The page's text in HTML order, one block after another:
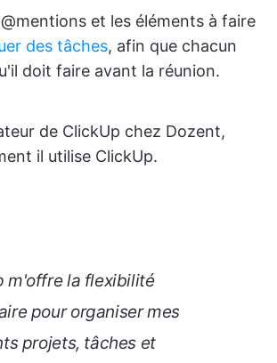
et les éléments à faire
des tâches, afin que chacun
doit faire avant la réunion.
de ClickUp chez Dozent,
il utilise ClickUp.
m'offre la flexibilité
pour organiser mes
projets, tâches et